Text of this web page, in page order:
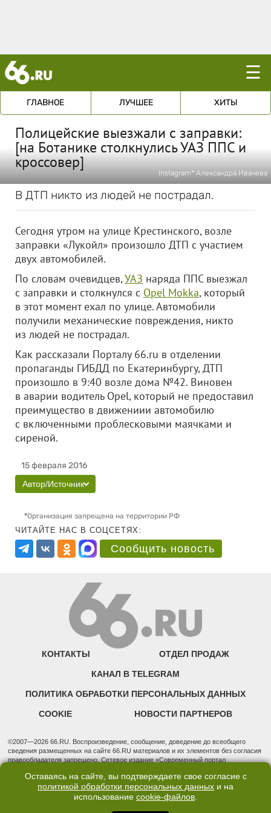
☰
ГЛАВНОЕ ЛУЧШЕЕ ХИТЫ
Полицейские выезжали с заправки:
[на Ботанике столкнулись УАЗ ППС и
кроссовер]
Instagram* Александра Ивачева
В ДТП никто из людей не пострадал.
Сегодня утром на улице Крестинского, возле
заправки «Лукойл» произошло ДТП с участием
двух автомобилей.
По словам очевидцев,УАЗ наряда ППС выезжал
с заправки и столкнулся с Opel Mokka, который
в этот момент ехал по улице. Автомобили
получили механические повреждения, никто
из людей не пострадал.
Как рассказали Порталу 66.ru в отделении
пропаганды ГИБДД по Екатеринбургу, ДТП
произошло в 9:40 возле дома №42. Виновен
в аварии водитель Opel, который не предоставил
преимущество в движениии автомобилю
с включенными проблесковыми маячками и
сиреной.
15 февраля 2016
Автор/Источник
*Организация запрещена на территории РФ
ЧИТАЙТЕ НАС В СОЦСЕТЯХ:
Сообщить новость
КОНТАКТЫ ОТДЕЛ ПРОДАЖ
КАНАЛ В TELEGRAM
ПОЛИТИКА ОБРАБОТКИ ПЕРСОНАЛЬНЫХ ДАННЫХ
COOKIE НОВОСТИ ПАРТНЕРОВ
©2007—2026 66.RU. Воспроизведение, сообщение, доведение до всеобщего
сведения размещенных на сайте 66.RU материалов и их элементов без согласия
правообладателя запрещено. Сетевое издание «Современный портал
надзору в сфере связи, информационных технологий и массовых коммуникаций
(Роскомнадзор). Регистрационный номер ЭЛ № ФС 77 - 76634 от 02.09.2019
Учредитель: Общество с ограниченной ответственностью "66.ру". Юридический
Оставаясь на сайте, вы подтверждаете свое согласие с
политикой обработки персональных данных и на
использование cookie-файлов.